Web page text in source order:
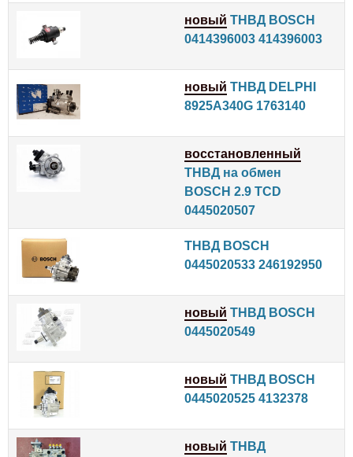
новый ТНВД BOSCH
0414396003 414396003
новый ТНВД DELPHI
8925A340G 1763140
восстановленный
ТНВД на обмен
BOSCH 2.9 TCD
0445020507
ТНВД BOSCH
0445020533 246192950
новый ТНВД BOSCH
0445020549
новый ТНВД BOSCH
0445020525 4132378
новый ТНВД